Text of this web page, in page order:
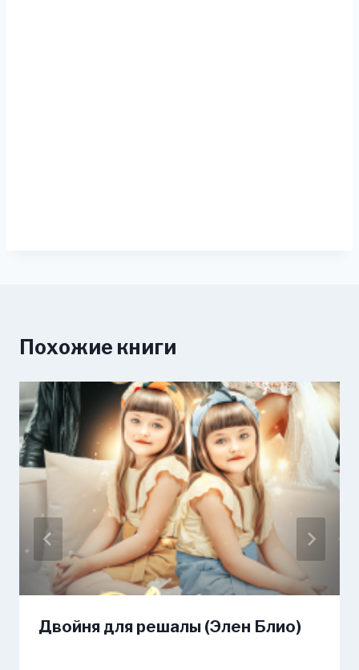
Похожие книги
Двойня для решалы (Элен Блио)